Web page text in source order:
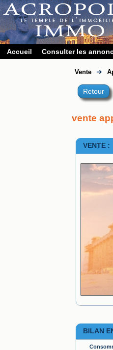
Accueil Consulter les
Vente ➔
Retour
vente
VENTE :
BILAN